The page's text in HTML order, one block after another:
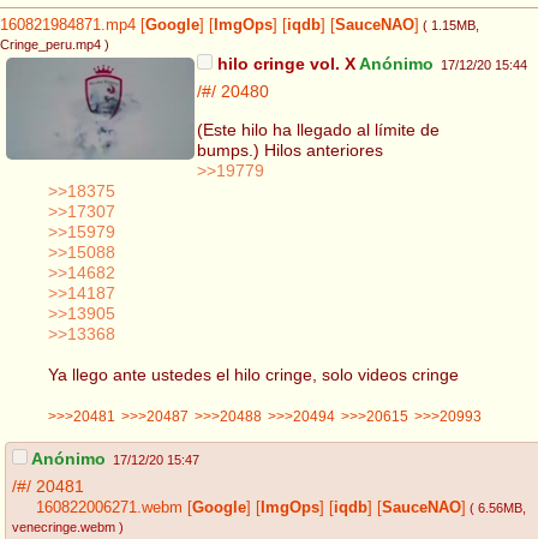
160821984871.mp4 Google ImgOps iqdb SauceNAO ( 1.15MB
Cringe_peru.mp4 )
hilo cringe vol. XAnónimo 17/12/20 15:44
/#/ 20480
(Este hilo ha llegado al límite de
bumps.) Hilos anteriores
>>19779
>>18375
>>17307
>>15979
>>15088
>>14682
>>14187
>>13905
>>13368
Ya llego ante ustedes el hilo cringe, solo videos cringe
>>>20481 >>>20487 >>>20488 >>>20494 >>>20615 >>>20993
Anónimo 17/12/20 15:47
/#/ 20481
160822006271.webm Google ImgOps iqdb SauceNAO ( 6.56MB
venecringe.webm )